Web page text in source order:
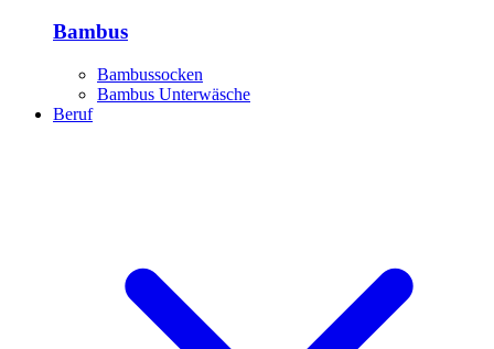
Bambus
Bambussocken
Bambus Unterwäsche
Beruf